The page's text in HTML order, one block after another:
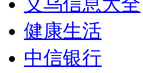
健康生活
中信银行